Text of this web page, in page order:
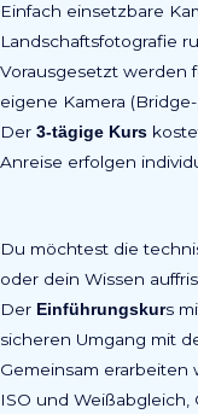
Einfach einsetzbare
Landschaftsfotografie
Vorausgesetzt werden
eigene Kamera
Der 3-tägige Kurs
Anreise erfolgen
Du möchtest die
oder dein Wissen
Der Einführungskurs
sicheren Umgang mit
Gemeinsam erarbeiten
ISO und